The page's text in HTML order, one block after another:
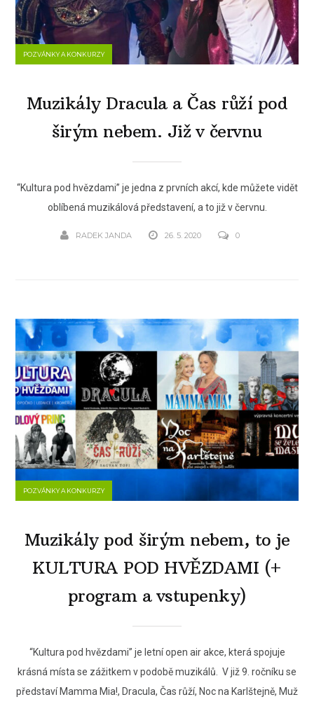
POZVÁNKY A KONKURZY
Muzikály Dracula a Čas růží pod
širým nebem. Již v červnu
“Kultura pod hvězdami” je jedna z prvních akcí, kde můžete vidět
oblíbená muzikálová představení, a to již v červnu.
RADEK JANDA 26. 5. 2020 0
POZVÁNKY A KONKURZY
Muzikály pod širým nebem, to je
KULTURA POD HVĚZDAMI (+
program a vstupenky)
“Kultura pod hvězdami” je letní open air akce, která spojuje
krásná místa se zážitkem v podobě muzikálů. V již 9. ročníku se
představí Mamma Mia!, Dracula, Čas růží, Noc na Karlštejně, Muž